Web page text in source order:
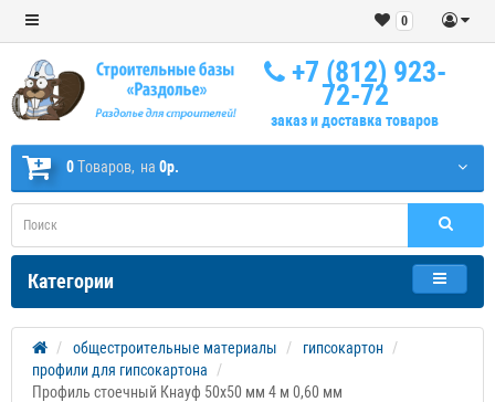
0
+7 (812) 923-
72-72
заказ и доставка товаров
0Tоваров, на 0р.
Категории
общестроительные материалы
гипсокартон
профили для гипсокартона
Профиль стоечный Кнауф 50х50 мм 4 м 0,60 мм